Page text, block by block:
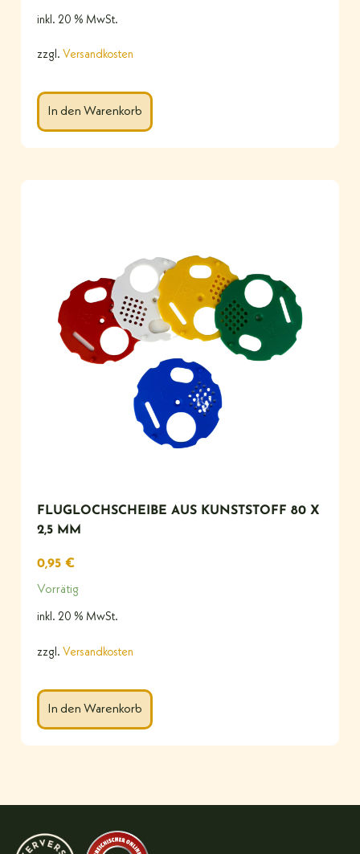
inkl. 20 % MwSt.
zzgl. Versandkosten
In den Warenkorb
FLUGLOCHSCHEIBE AUS KUNSTSTOFF 80 X
2,5 MM
0,95 €
Vorrätig
inkl. 20 % MwSt.
zzgl. Versandkosten
In den Warenkorb